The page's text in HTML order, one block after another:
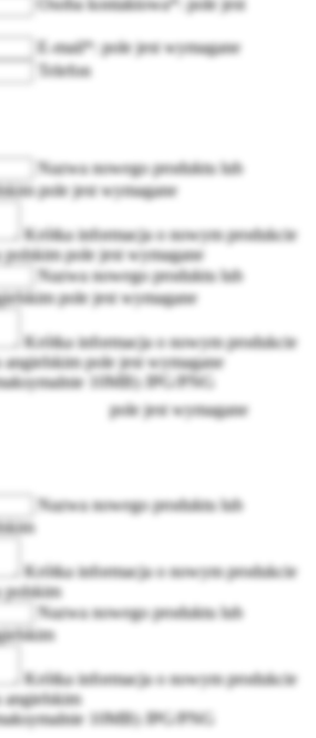
Osoba kontaktowa*: pole jest
E-mail*: pole jest wymagane
Telefon
Nazwa nowego produktu lub
pole jest wymagane
Krótka informacja o nowym produkcie
polskim pole jest wymagane
Nazwa nowego produktu lub
pole jest wymagane
Krótka informacja o nowym produkcie
pole jest wymagane
10MB) JPG/PNG
pole jest wymagane
Nazwa nowego produktu lub
Krótka informacja o nowym produkcie
polskim
Nazwa nowego produktu lub
Krótka informacja o nowym produkcie
10MB) JPG/PNG